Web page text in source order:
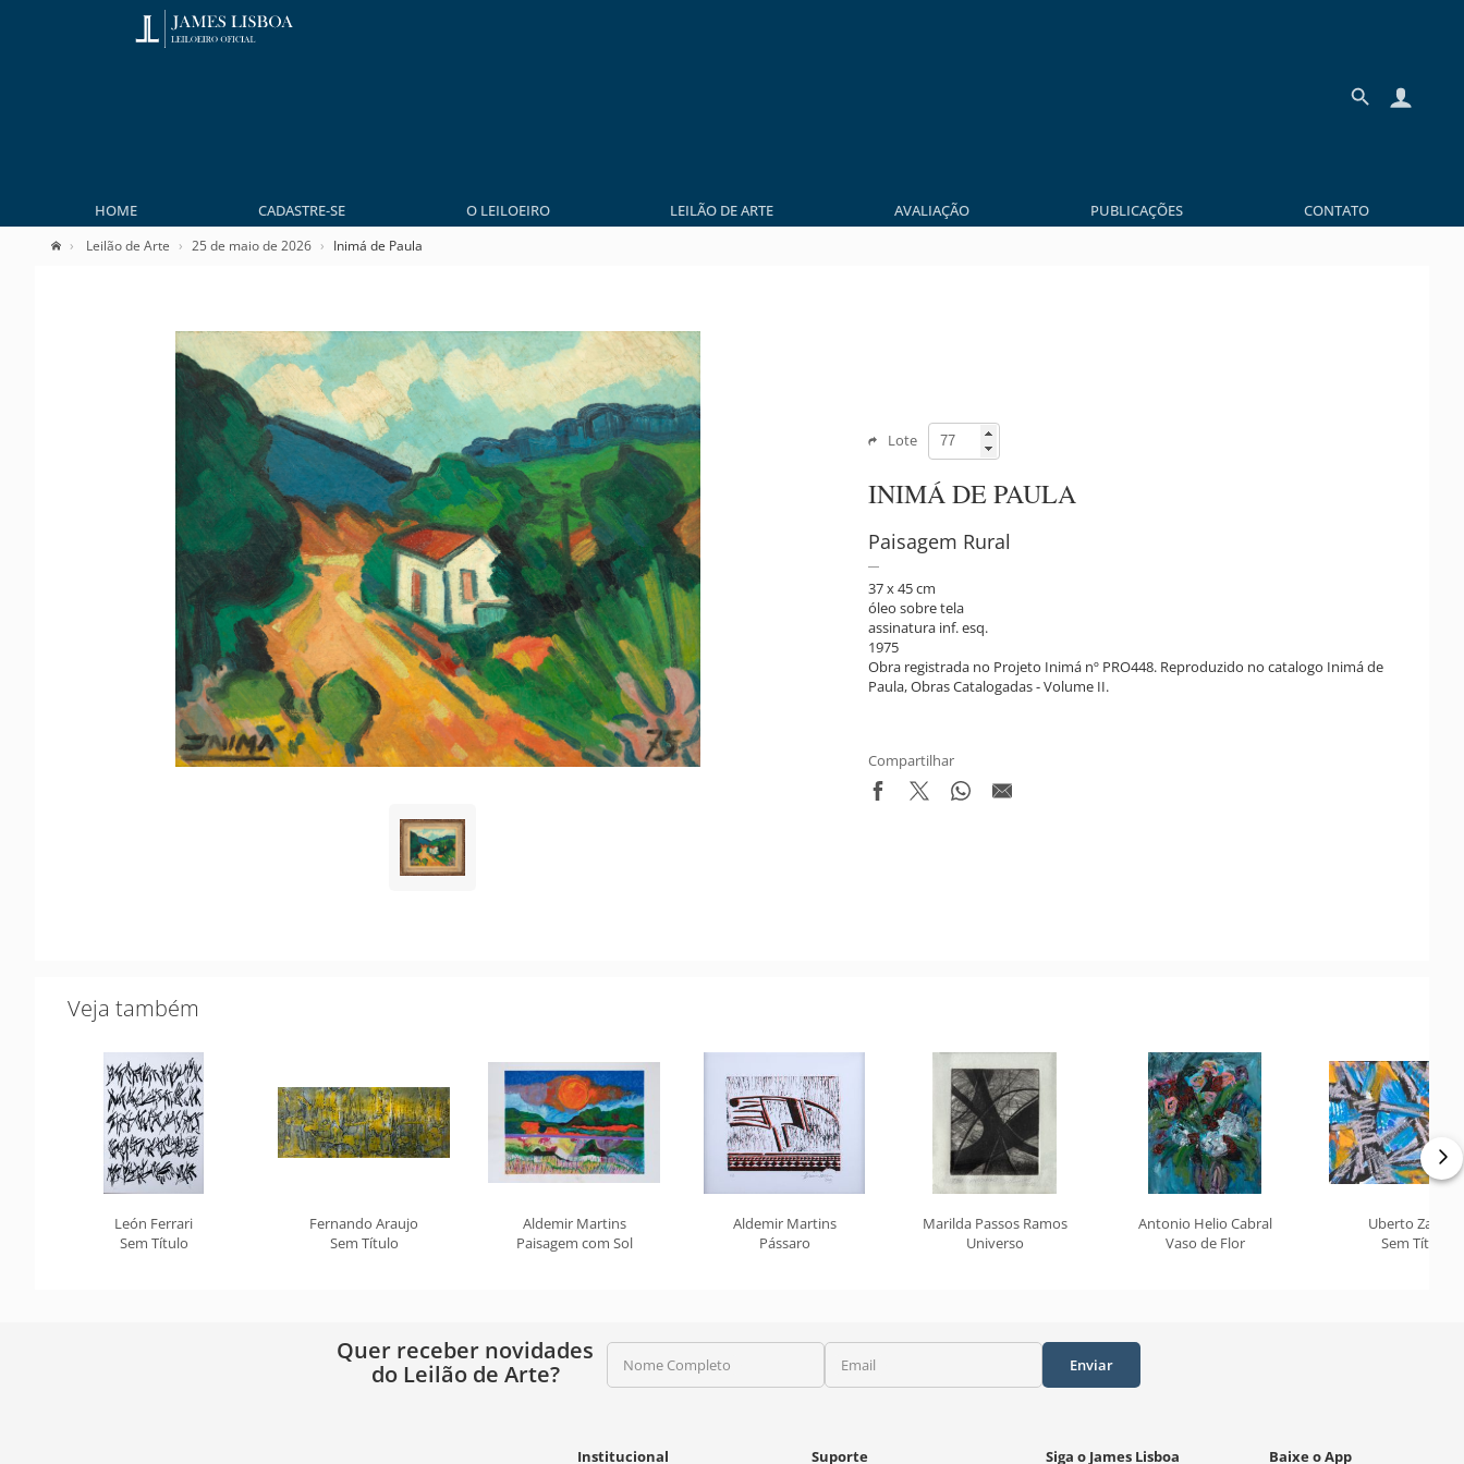
HOME CADASTRE-SE O LEILOEIRO LEILÃO DE ARTE AVALIAÇÃO PUBLICAÇÕES CONTATO
Leilão de Arte 25 de maio de 2026 Inimá de Paula
Lote
INIMÁ DE PAULA
Paisagem Rural
37 x 45 cm
óleo sobre tela
assinatura inf. esq.
1975
Obra registrada no Projeto Inimá nº PRO448. Reproduzido no catalogo Inimá de
Paula, Obras Catalogadas - Volume II.
Compartilhar
Veja também
León Ferrari
Sem Título
Fernando Araujo
Sem Título
Aldemir Martins
Paisagem com Sol
Aldemir Martins
Pássaro
Marilda Passos Ramos
Universo
Antonio Helio Cabral
Vaso de Flor
Uberto Zamith
Sem Título
Quer receber novidades
do Leilão de Arte?
Nome Completo Email Enviar
Institucional Suporte Siga o James Lisboa Baixe o App